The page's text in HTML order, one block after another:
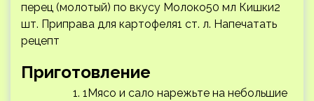
перец (молотый) по вкусу Молоко50 мл Кишки2
шт. Приправа для картофеля1 ст. л. Напечатать
рецепт
Приготовление
1Мясо и сало нарежьте на небольшие